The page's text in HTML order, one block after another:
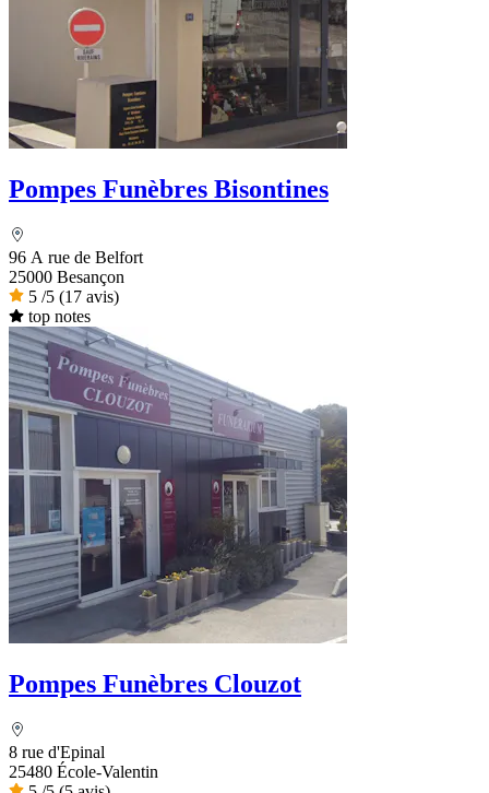
Pompes Funèbres Bisontines
96 A rue de Belfort
25000 Besançon
5 /5 (17 avis)
top notes
Pompes Funèbres Clouzot
8 rue d'Epinal
25480 École-Valentin